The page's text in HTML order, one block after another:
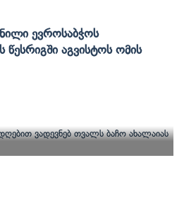
Ევროსაბჭოს
Აგვისტოს Ომის